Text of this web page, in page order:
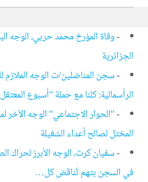
-وفاة المؤرخ محمد حربي، الوجه
الجزائرية
-سجن المناضلين/ت الوجه الملازم
الرأسمالية: كلنا مع حملة "أسبوع
-"الحوار الاجتماعي" الوجه الآخر
المختل لصالح أعداء الشغيلة
-سفيان كرت، الوجه الأبرز لحراك
في السجن بتهم تُناقض كل…